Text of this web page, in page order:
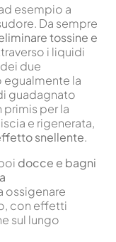
esempio a
Da sempre
tossine e
i liquidi
due
la
guadagnato
per la
e rigenerata,
snellente.
docce e bagni
ossigenare
con effetti
sul lungo